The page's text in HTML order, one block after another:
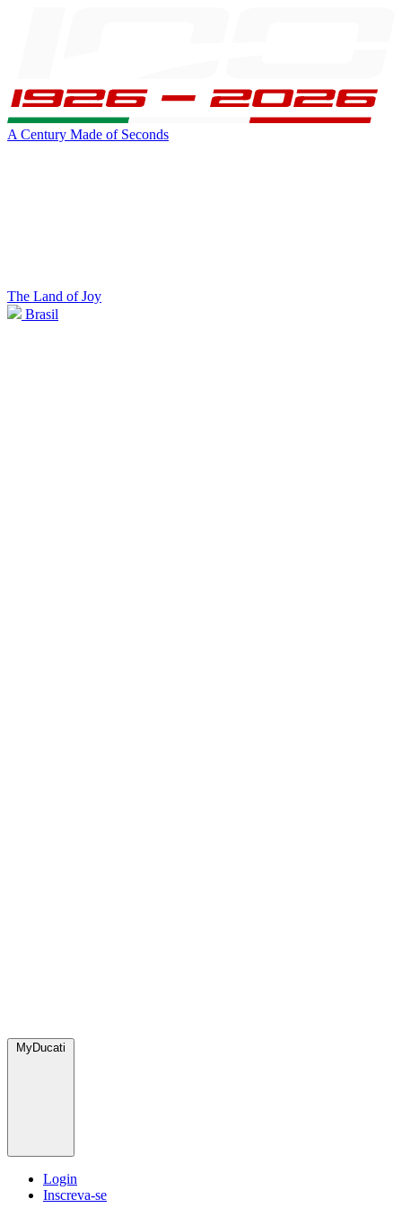
A Century Made of Seconds
The Land of Joy
Brasil
MyDucati
Login
Inscreva-se